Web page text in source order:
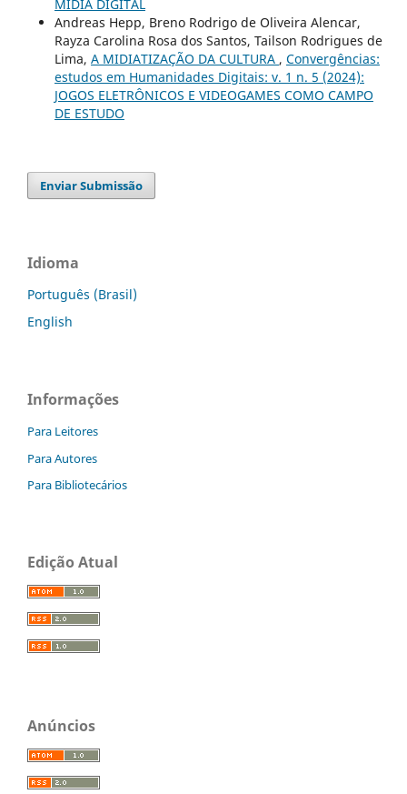
MÍDIA DIGITAL
Andreas Hepp, Breno Rodrigo de Oliveira Alencar,
Rayza Carolina Rosa dos Santos, Tailson Rodrigues de
Lima, A MIDIATIZAÇÃO DA CULTURA , Convergências:
estudos em Humanidades Digitais: v. 1 n. 5 (2024):
JOGOS ELETRÔNICOS E VIDEOGAMES COMO CAMPO
DE ESTUDO
Enviar Submissão
Idioma
Português (Brasil)
English
Informações
Para Leitores
Para Autores
Para Bibliotecários
Edição Atual
Anúncios